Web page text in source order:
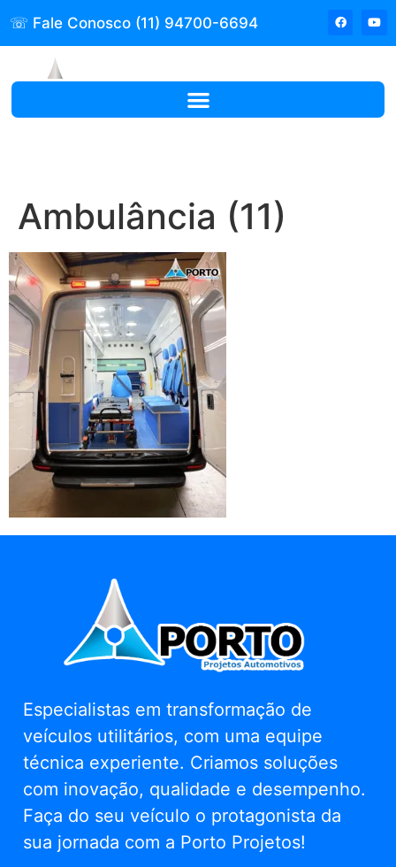
☏ Fale Conosco (11) 94700-6694
Ambulância (11)
Especialistas em transformação de
veículos utilitários, com uma equipe
técnica experiente. Criamos soluções
com inovação, qualidade e desempenho.
Faça do seu veículo o protagonista da
sua jornada com a Porto Projetos!